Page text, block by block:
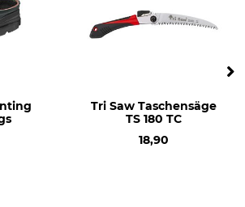
Tri Saw Taschensäge
TS 180 TC
18,90